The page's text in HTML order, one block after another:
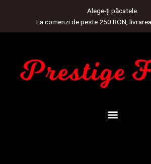
Alege-ți păcatele.
La comenzi de peste 250 RON,